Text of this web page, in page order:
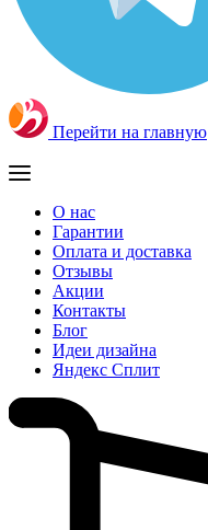
Перейти на главную
О нас
Гарантии
Оплата и доставка
Отзывы
Акции
Контакты
Блог
Идеи дизайна
Яндекс Сплит